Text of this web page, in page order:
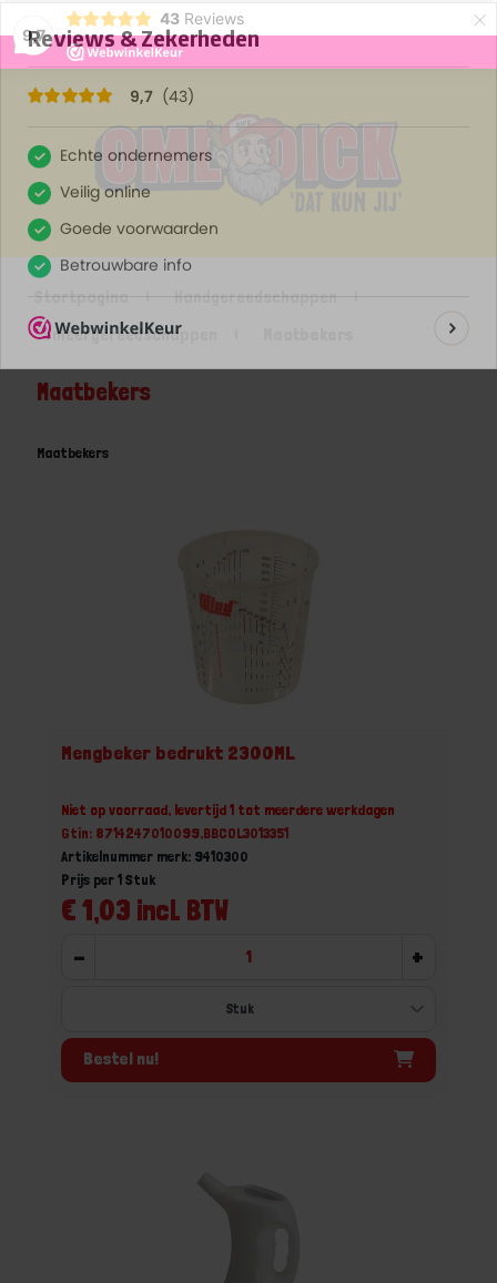
9,7
43 Reviews ×
Startpagina
Handgereedschappen
Smeergereedschappen
Maatbekers
Maatbekers
Mengbeker bedrukt 2300ML
Niet op voorraad, levertijd 1 tot meerdere werkdagen
Gtin: 8714247010099,BBCOL3013351
Artikelnummer merk: 9410300
€ 1,03 incl. BTW
Prijs per 1 Stuk
- +
Bestel nu!